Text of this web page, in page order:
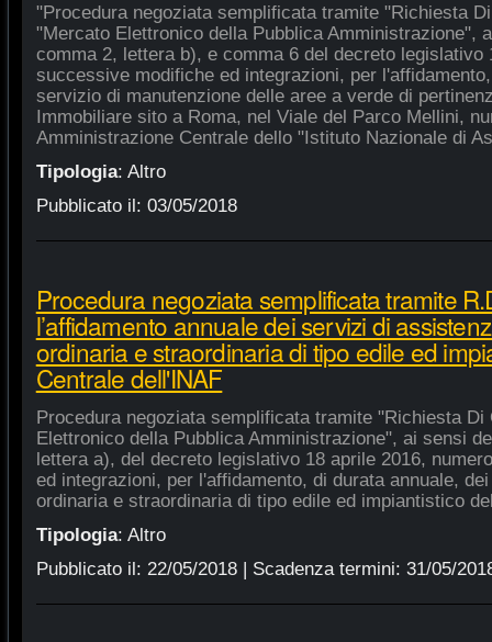
"Procedura negoziata semplificata tramite "Richiesta
"Mercato Elettronico della Pubblica Amministrazione",
comma 2, lettera b), e comma 6 del decreto legislativo
successive modifiche ed integrazioni, per
servizio di manutenzione delle aree a verde di
Immobiliare sito a Roma, nel Viale del Parco Mellini,
Amministrazione Centrale dello "Istituto Nazionale di
Tipologia: Altro
Pubblicato il: 03/05/2018
Procedura negoziata semplificata tramite
l’affidamento annuale dei servizi di
ordinaria e straordinaria di tipo edile ed
Centrale dell'INAF
Procedura negoziata semplificata tramite "Richiesta
Elettronico della Pubblica Amministrazione", ai sensi
lettera a), del decreto legislativo 18 aprile 2016,
ed integrazioni, per l'affidamento, di durata annuale,
ordinaria e straordinaria di tipo edile ed impiantistico
Tipologia: Altro
Pubblicato il: 22/05/2018| Scadenza termini: 31/05/